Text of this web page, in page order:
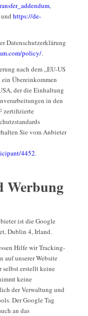
,
https://de-
Datenschutzerklärung
policy/.
nach dem „EU-US
ein Übereinkommen
der die Einhaltung
in den
zertifizierte
Sie vom Anbieter
4452.
Werbung
ist die Google
Dublin 4, Irland.
Hilfe wir Tracking-
auf unserer Website
selbst erstellt keine
keine
der Verwaltung und
Der Google Tag
an das